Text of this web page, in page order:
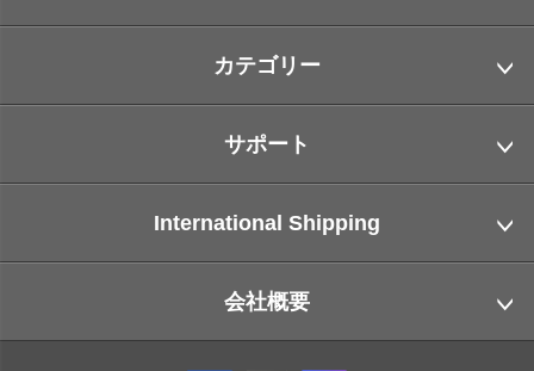
カテゴリー
サポート
International Shipping
会社概要